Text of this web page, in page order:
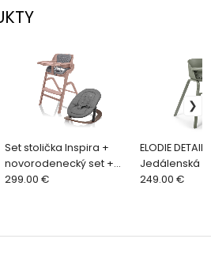
Set stolička Inspira +
novorodenecký set +
hojdacia základňa,
299.00 €
ELODIE DETAILS
Jedálenská
Grace, Hazy
249.00 €